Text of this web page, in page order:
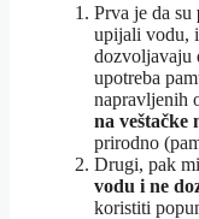
Prva je da su
upijali vodu,
dozvoljavaju
upotreba
napravljenih
na veštačke
prirodno
Drugi, pak
vodu i ne
koristiti